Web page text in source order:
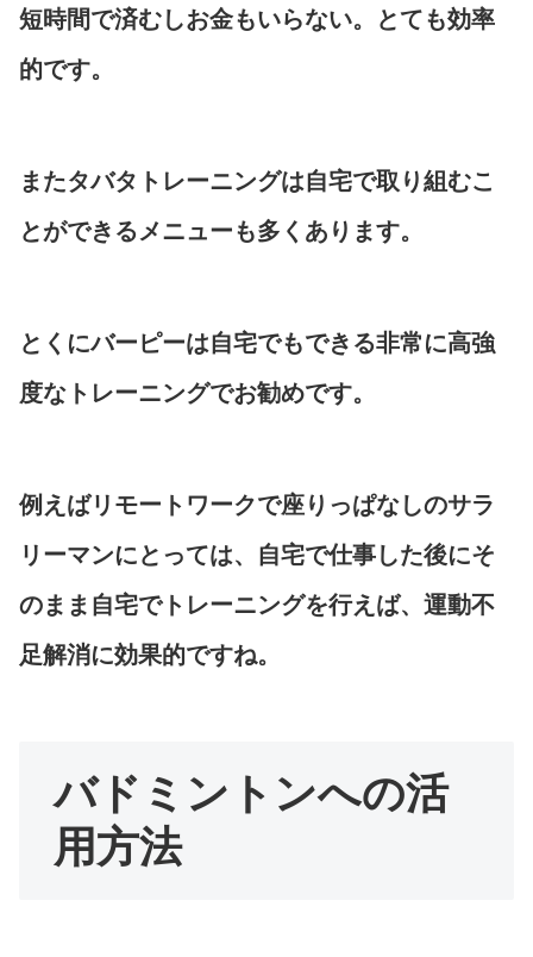
短時間で済むしお金もいらない。とても効率
的です。
またタバタトレーニングは自宅で取り組むこ
とができるメニューも多くあります。
とくにバーピーは自宅でもできる非常に高強
度なトレーニングでお勧めです。
例えばリモートワークで座りっぱなしのサラ
リーマンにとっては、自宅で仕事した後にそ
のまま自宅でトレーニングを行えば、運動不
足解消に効果的ですね。
バドミントンへの活
用方法